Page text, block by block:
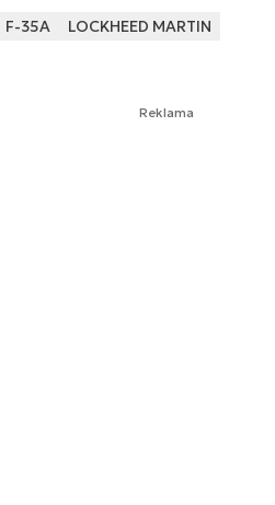
F-35A
LOCKHEED MARTIN
Reklama